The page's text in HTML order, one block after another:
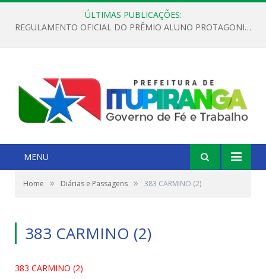
ÚLTIMAS PUBLICAÇÕES:
REGULAMENTO OFICIAL DO PRÊMIO ALUNO PROTAGONISTA – EDIÇÃO 2026
MENU
Home » Diárias e Passagens » 383 CARMINO (2)
383 CARMINO (2)
383 CARMINO (2)